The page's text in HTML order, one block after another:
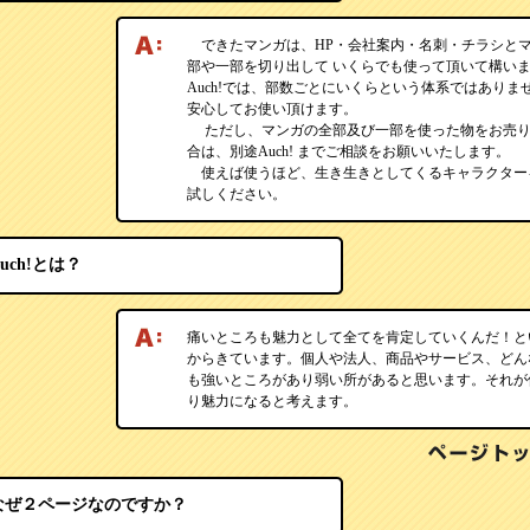
できたマンガは、HP・会社案内・名刺・チラシと
部や一部を切り出して いくらでも使って頂いて構い
Auch!では、部数ごとにいくらという体系ではありま
安心してお使い頂けます。
ただし、マンガの全部及び一部を使った物をお売
合は、別途Auch! までご相談をお願いいたします。
使えば使うほど、生き生きとしてくるキャラクタ
試しください。
とは？
痛いところも魅力として全てを肯定していくんだ！
からきています。個人や法人、商品やサービス、ど
も強いところがあり弱い所があると思います。それ
り魅力になると考えます。
ぜ２ページなのですか？